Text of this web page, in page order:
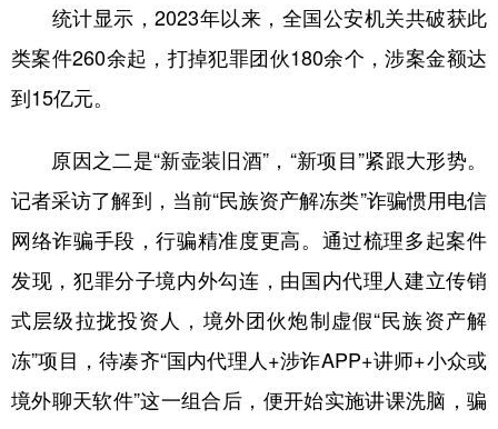
统计显示，2023年以来，全国公安机关共破获此
类案件260余起，打掉犯罪团伙180余个，涉案金额达
到15亿元。
原因之二是“新壶装旧酒”，“新项目”紧跟大形势。
记者采访了解到，当前“民族资产解冻类”诈骗惯用电信
网络诈骗手段，行骗精准度更高。通过梳理多起案件
发现，犯罪分子境内外勾连，由国内代理人建立传销
式层级拉拢投资人，境外团伙炮制虚假“民族资产解
冻”项目，待凑齐“国内代理人+涉诈APP+讲师+小众或
境外聊天软件”这一组合后，便开始实施讲课洗脑，骗